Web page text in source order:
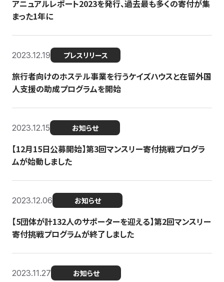
アニュアルレポート2023を発行、過去最も多くの寄付が集
まった1年に
2023.12.19 プレスリリース
旅行者向けのホステル事業を行うケイズハウスと在留外国
人支援の助成プログラムを開始
2023.12.15 お知らせ
【12月15日公募開始】第3回マンスリー寄付挑戦プログラ
ムが始動しました
2023.12.06 お知らせ
【5団体が計132人のサポーターを迎える】第2回マンスリー
寄付挑戦プログラムが終了しました
2023.11.27 お知らせ